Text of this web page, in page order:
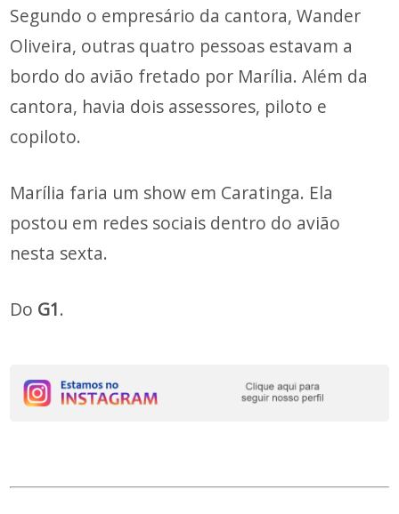
Segundo o empresário da cantora, Wander
Oliveira, outras quatro pessoas estavam a
bordo do avião fretado por Marília. Além da
cantora, havia dois assessores, piloto e
copiloto.
Marília faria um show em Caratinga. Ela
postou em redes sociais dentro do avião
nesta sexta.
Do G1.